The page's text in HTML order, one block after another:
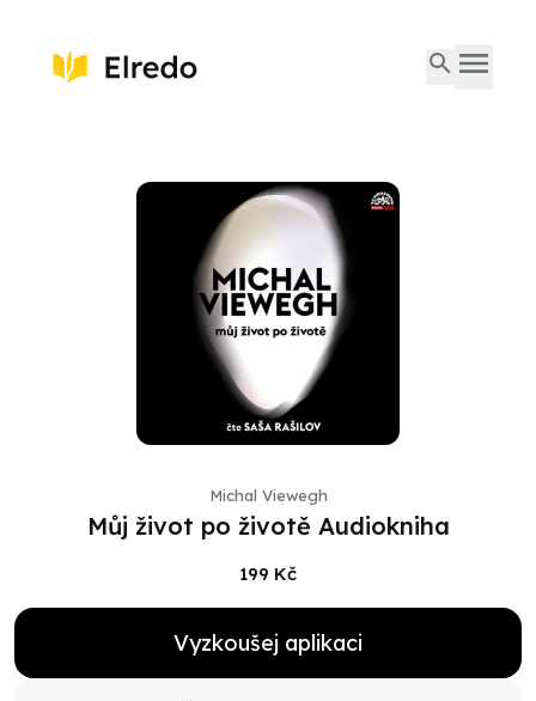
Michal Viewegh
Můj život po životě Audiokniha
199 Kč
Vyzkoušej aplikaci